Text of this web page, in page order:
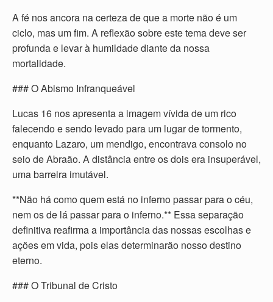
A fé nos ancora na certeza de que a morte não é um
ciclo, mas um fim. A reflexão sobre este tema deve ser
profunda e levar à humildade diante da nossa
mortalidade.
### O Abismo Infranqueável
Lucas 16 nos apresenta a imagem vívida de um rico
falecendo e sendo levado para um lugar de tormento,
enquanto Lazaro, um mendigo, encontrava consolo no
seio de Abraão. A distância entre os dois era insuperável,
uma barreira imutável.
**Não há como quem está no inferno passar para o céu,
nem os de lá passar para o inferno.** Essa separação
definitiva reafirma a importância das nossas escolhas e
ações em vida, pois elas determinarão nosso destino
eterno.
### O Tribunal de Cristo